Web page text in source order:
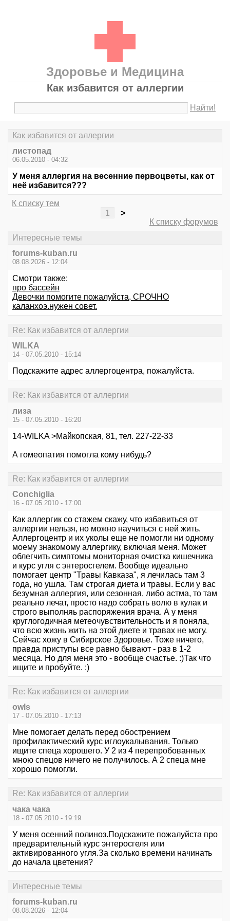
Здоровье и Медицина
Как избавится от аллергии
Найти!
Как избавится от аллергии
листопад
06.05.2010 - 04:32
У меня аллергия на весенние первоцветы, как от
неё избавится???
К списку тем
1
>
К списку форумов
Интересные темы
forums-kuban.ru
08.08.2026 - 12:04
Смотри также:
про бaссeйн
Девочки помогите пожалуйста, СРОЧНО
каланхоэ.нужен совет.
Re: Как избавится от аллергии
WILKA
14 - 07.05.2010 - 15:14
Подскажите адрес аллергоцентра, пожалуйста.
Re: Как избавится от аллергии
лиза
15 - 07.05.2010 - 16:20
14-WILKA >Майкопская, 81, тел. 227-22-33
А гомеопатия помогла кому нибудь?
Re: Как избавится от аллергии
Conchiglia
16 - 07.05.2010 - 17:00
Как аллергик со стажем скажу, что избавиться от
аллергии нельзя, но можно научиться с ней жить.
Аллергоцентр и их уколы еще не помогли ни одному
моему знакомому аллергику, включая меня. Может
облегчить симптомы мониторная очистка кишечника
и курс угля с энтеросгелем. Вообще идеально
помогает центр "Травы Кавказа", я лечилась там 3
года, но ушла. Там строгая диета и травы. Если у вас
безумная аллергия, или сезонная, либо астма, то там
реально лечат, просто надо собрать волю в кулак и
строго выполняь распоряжения врача. А у меня
круглогодичная метеочувствительность и я поняла,
что всю жизнь жить на этой диете и травах не могу.
Сейчас хожу в Сибирское Здоровье. Тоже ничего,
правда приступы все равно бывают - раз в 1-2
месяца. Но для меня это - вообще счастье. :)Так что
ищите и пробуйте. :)
Re: Как избавится от аллергии
owls
17 - 07.05.2010 - 17:13
Мне помогает делать перед обострением
профилактический курс иглоукалывания. Только
ищите спеца хорошего. У 2 из 4 перепробованных
мною спецов ничего не получилось. А 2 спеца мне
хорошо помогли.
Re: Как избавится от аллергии
чака чака
18 - 07.05.2010 - 19:19
У меня осенний полиноз.Подскажите пожалуйста про
предварительный курс энтеросгеля или
активированного угля.За сколько времени начинать
до начала цветения?
Интересные темы
forums-kuban.ru
08.08.2026 - 12:04